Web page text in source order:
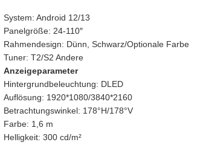
System: Android 12/13
Panelgröße: 24-110″
Rahmendesign: Dünn, Schwarz/Optionale Farbe
Tuner: T2/S2 Andere
Anzeigeparameter
Hintergrundbeleuchtung: DLED
Auflösung: 1920*1080/3840*2160
Betrachtungswinkel: 178°H/178°V
Farbe: 1,6 m
Helligkeit: 300 cd/m²